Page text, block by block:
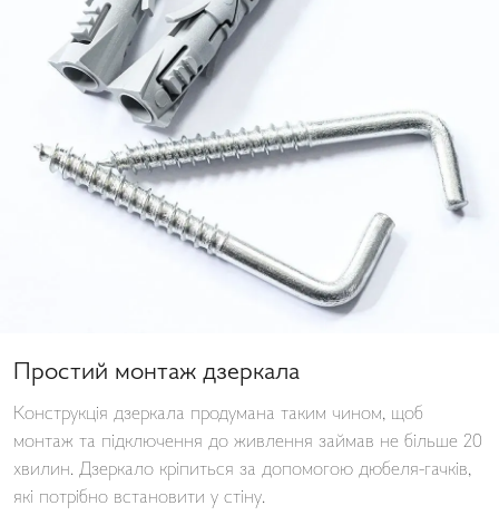
Простий монтаж дзеркала
Конструкція дзеркала продумана таким чином, щоб
монтаж та підключення до живлення займав не більше 20
хвилин. Дзеркало кріпиться за допомогою дюбеля-гачків,
які потрібно встановити у стіну.